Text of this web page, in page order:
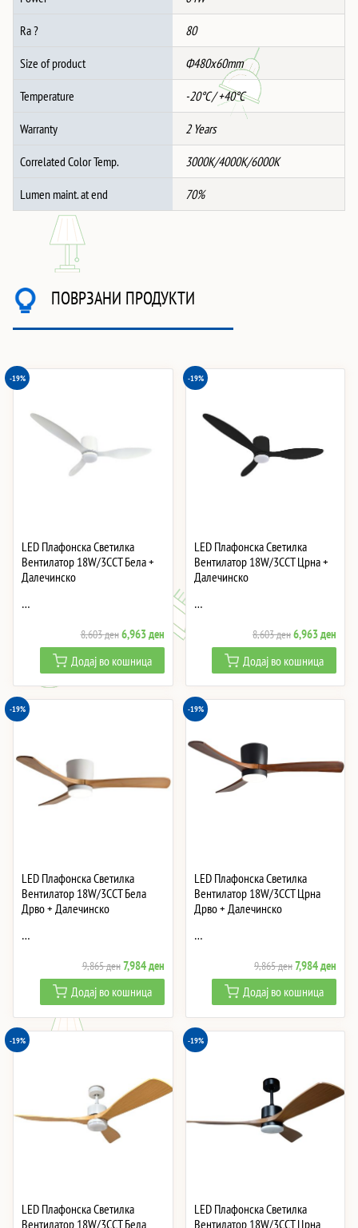
Ra ? 80
Size of product Ф480x60mm
Temperature -20°C / +40°C
Warranty 2 Years
Correlated Color Temp. 3000K/4000K/6000K
Lumen maint. at end 70%
ПОВРЗАНИ ПРОДУКТИ
-19%
LED Плафонска Светилка
Вентилатор 18W/3CCT Бела +
Далечинско
…
8,603денOriginal
price
was:
8,603 ден.
6,963денCurrent
price
is:
6,963 ден.
Додај во кошница
-19%
LED Плафонска Светилка
Вентилатор 18W/3CCT Црна +
Далечинско
…
8,603денOriginal
price
was:
8,603 ден.
6,963ден
price
is:
Додај во кошница
-19%
LED Плафонска Светилка
Вентилатор 18W/3CCT Бела
Дрво + Далечинско
…
9,865денOriginal
price
was:
9,865 ден.
7,984денCurrent
price
7,984 ден.
Додај во кошница
-19%
LED Плафонска Светилка
Вентилатор 18W/3CCT Црна
Дрво + Далечинско
…
9,865денOriginal
price
was:
9,865 ден.
7,984ден
price
Додај во кошница
-19%
LED Плафонска Светилка
Вентилатор 18W/3CCT Бела
-19%
LED Плафонска Светилка
Вентилатор 18W/3CCT Црна